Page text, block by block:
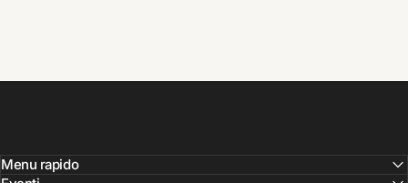
Menu rapido